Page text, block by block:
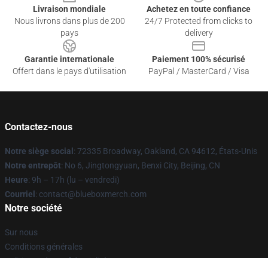
Livraison mondiale
Nous livrons dans plus de 200
pays
Achetez en toute confiance
24/7 Protected from clicks to
delivery
Garantie internationale
Offert dans le pays d'utilisation
Paiement 100% sécurisé
PayPal / MasterCard / Visa
Contactez-nous
Notre siège social : 72335 Broadway, Oakland, CA 94612, États-Unis
Notre entrepôt: No 6, Jingtongyuan, Benxi City, Beijing, CN
Heure: 9h – 17h (lu – vendredi)
Courriel : contact@blueboxmerch.com
Notre société
Sur nous
Conditions générales